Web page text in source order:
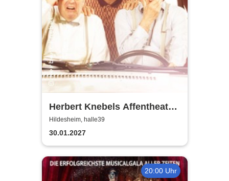
Herbert Knebels Affentheater
- Voll Karacho!
Hildesheim, halle39
30.01.2027
20:00 Uhr